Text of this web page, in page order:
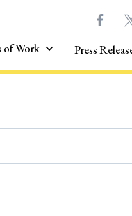
of Work Press